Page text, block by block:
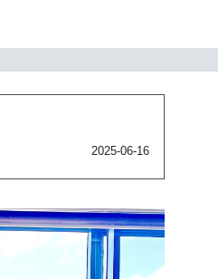
2025-06-16